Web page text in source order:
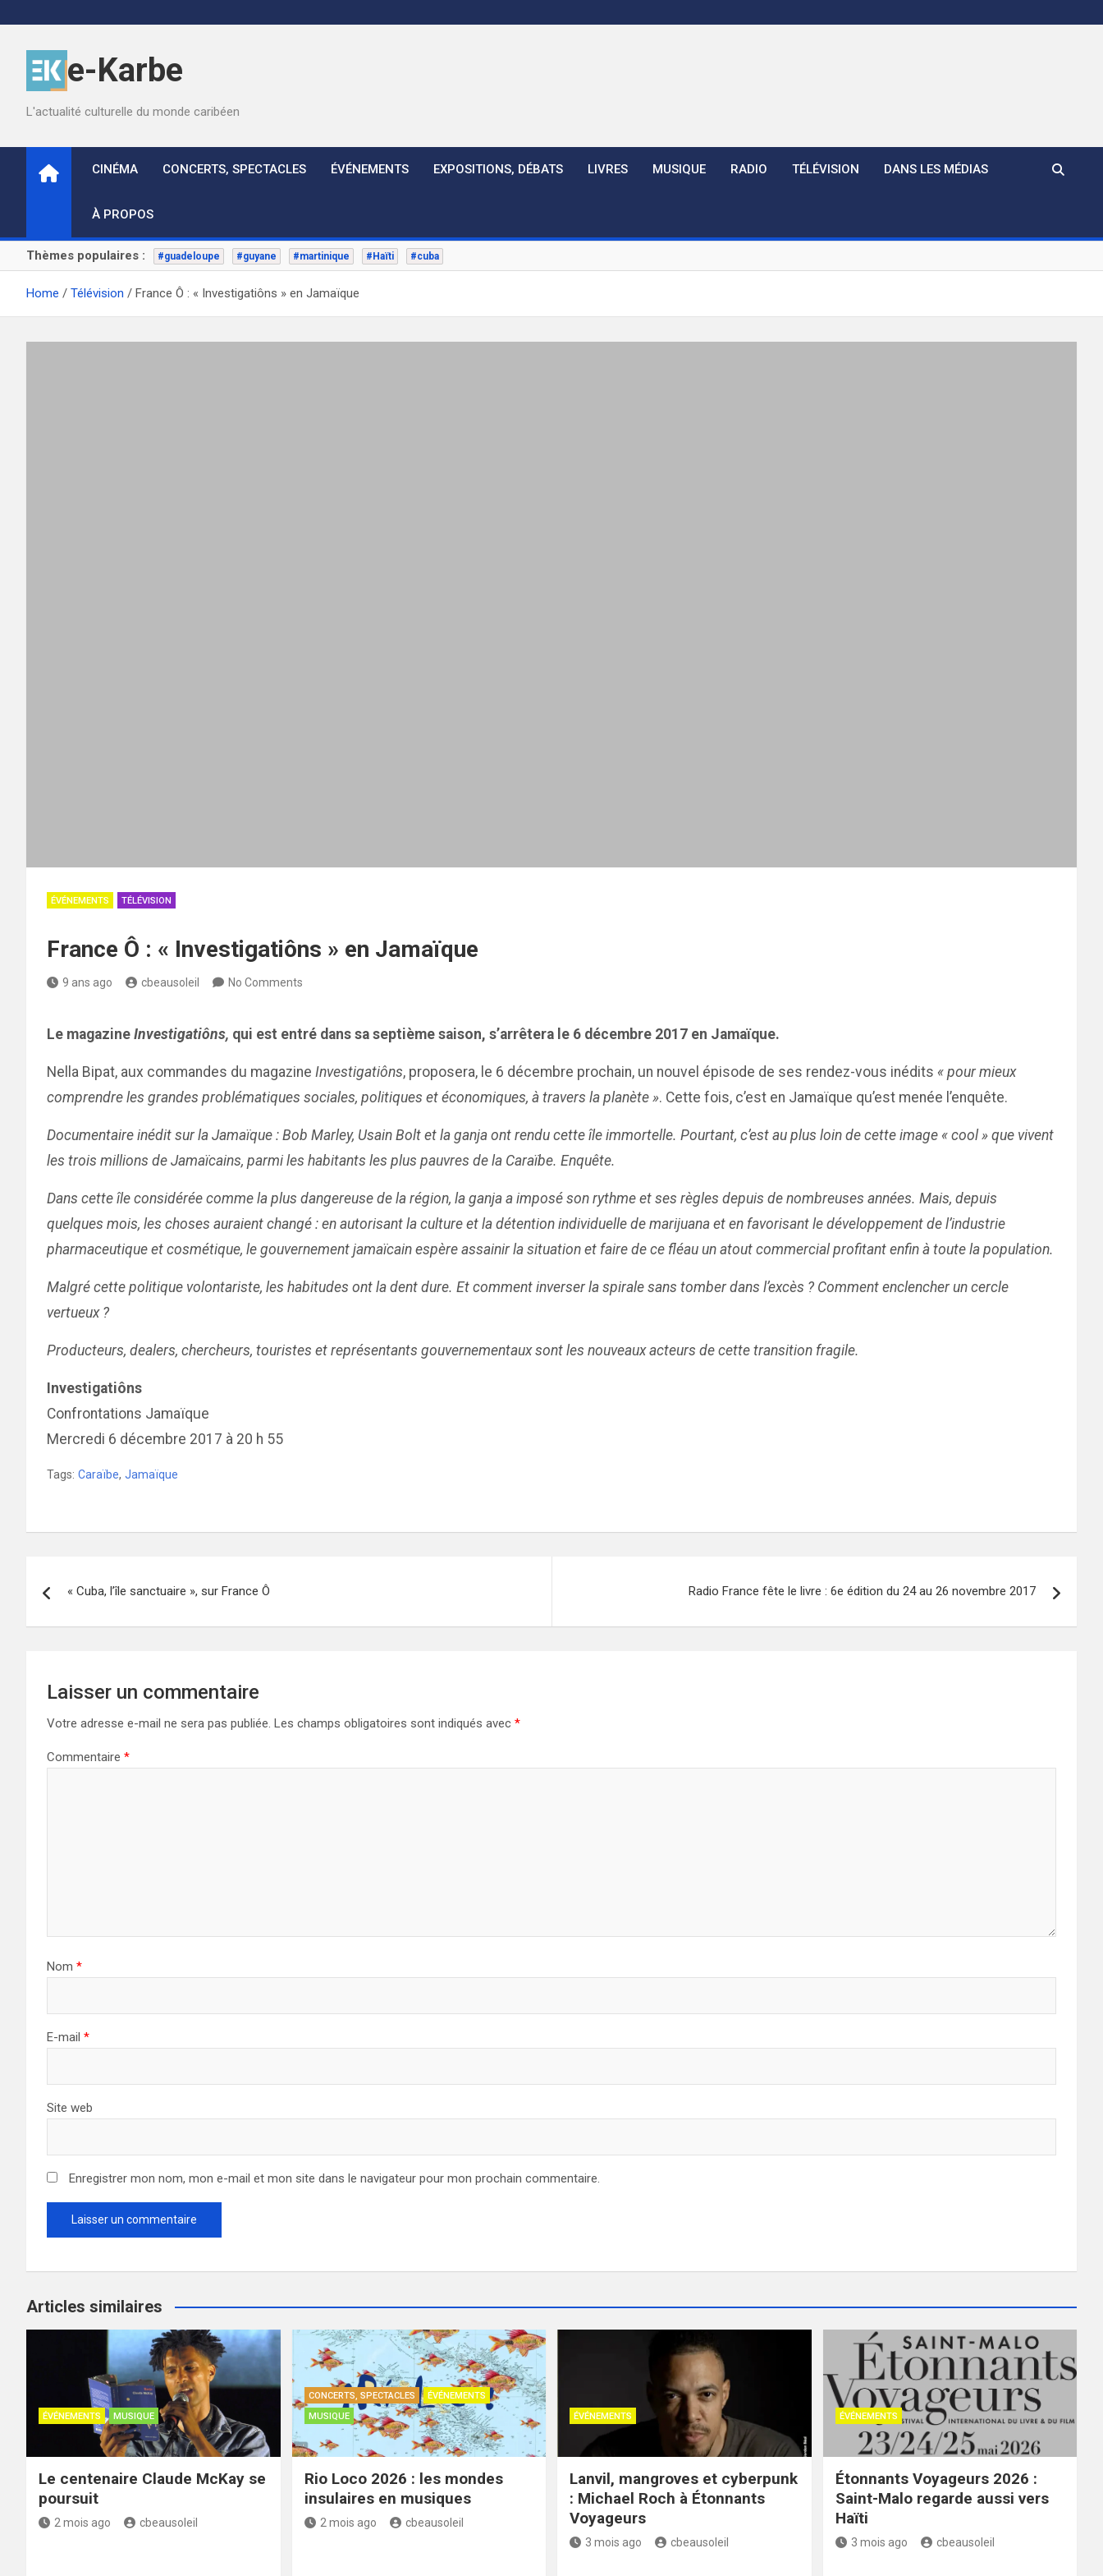
to
content
e-Karbe
L'actualité culturelle du monde caribéen
CINÉMA CONCERTS, SPECTACLES ÉVÉNEMENTS EXPOSITIONS, DÉBATS LIVRES MUSIQUE RADIO TÉLÉVISION DANS LES MÉDIAS
À PROPOS
Thèmes populaires : #guadeloupe #guyane #martinique #Haïti #cuba
Home Télévision France Ô : « Investigatiôns » en Jamaïque
ÉVÉNEMENTS TÉLÉVISION
France Ô : « Investigatiôns » en Jamaïque
9 ans ago cbeausoleil No Comments
Le magazine Investigatiôns, qui est entré dans sa septième saison, s’arrêtera le 6 décembre 2017 en Jamaïque.
Nella Bipat, aux commandes du magazine Investigatiôns, proposera, le 6 décembre prochain, un nouvel épisode de ses rendez-vous inédits « pour mieux
comprendre les grandes problématiques sociales, politiques et économiques, à travers la planète ». Cette fois, c’est en Jamaïque qu’est menée l’enquête.
Documentaire inédit sur la Jamaïque : Bob Marley, Usain Bolt et la ganja ont rendu cette île immortelle. Pourtant, c’est au plus loin de cette image « cool » que vivent
les trois millions de Jamaïcains, parmi les habitants les plus pauvres de la Caraïbe. Enquête.
Dans cette île considérée comme la plus dangereuse de la région, la ganja a imposé son rythme et ses règles depuis de nombreuses années. Mais, depuis
quelques mois, les choses auraient changé : en autorisant la culture et la détention individuelle de marijuana et en favorisant le développement de l’industrie
pharmaceutique et cosmétique, le gouvernement jamaïcain espère assainir la situation et faire de ce fléau un atout commercial profitant enfin à toute la population.
Malgré cette politique volontariste, les habitudes ont la dent dure. Et comment inverser la spirale sans tomber dans l’excès ? Comment enclencher un cercle
vertueux ?
Producteurs, dealers, chercheurs, touristes et représentants gouvernementaux sont les nouveaux acteurs de cette transition fragile.
Investigatiôns
Confrontations Jamaïque
Mercredi 6 décembre 2017 à 20 h 55
Tags: Caraïbe, Jamaïque
de
« Cuba, l’île sanctuaire », sur France Ô Radio France fête le livre : 6e édition du 24 au 26 novembre 2017
Laisser un commentaire
Votre adresse e-mail ne sera pas publiée. Les champs obligatoires sont indiqués avec *
Commentaire *
Nom *
E-mail *
Site web
Enregistrer mon nom, mon e-mail et mon site dans le navigateur pour mon prochain commentaire.
Articles similaires
ÉVÉNEMENTS MUSIQUE
Le centenaire Claude McKay se
poursuit
2 mois ago cbeausoleil
CONCERTS, SPECTACLES
ÉVÉNEMENTS
MUSIQUE
Rio Loco 2026 : les mondes
insulaires en musiques
2 mois ago cbeausoleil
ÉVÉNEMENTS
Lanvil, mangroves et cyberpunk
: Michael Roch à Étonnants
Voyageurs
3 mois ago cbeausoleil
ÉVÉNEMENTS
Étonnants Voyageurs 2026 :
Saint-Malo regarde aussi vers
Haïti
3 mois ago cbeausoleil